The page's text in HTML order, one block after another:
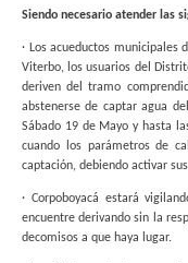
Siendo necesario atender las
· Los acueductos municipales
Viterbo, los usuarios del
deriven del tramo
abstenerse de captar agua
Sábado 19 de Mayo y hasta
cuando los parámetros de
captación, debiendo activar
· Corpoboyacá estará
encuentre derivando sin la
decomisos a que haya lugar.